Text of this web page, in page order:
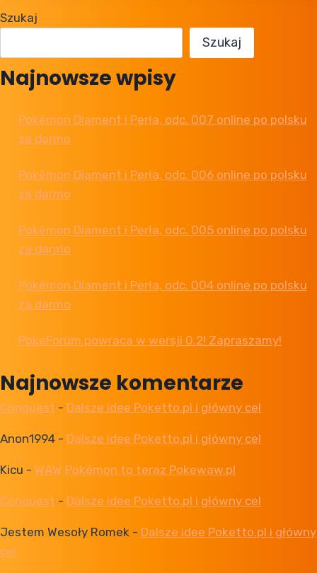
Szukaj
Szukaj
Najnowsze wpisy
Pokémon Diament i Perła, odc. 007 online po polsku
za darmo
Pokémon Diament i Perła, odc. 006 online po polsku
za darmo
Pokémon Diament i Perła, odc. 005 online po polsku
za darmo
Pokémon Diament i Perła, odc. 004 online po polsku
za darmo
PokeForum powraca w wersji 0.2! Zapraszamy!
Najnowsze komentarze
Conquest - Dalsze idee Poketto.pl i główny cel
Anon1994 - Dalsze idee Poketto.pl i główny cel
Kicu - WAW Pokémon to teraz Pokewaw.pl
Conquest - Dalsze idee Poketto.pl i główny cel
Jestem Wesoły Romek - Dalsze idee Poketto.pl i główny
cel